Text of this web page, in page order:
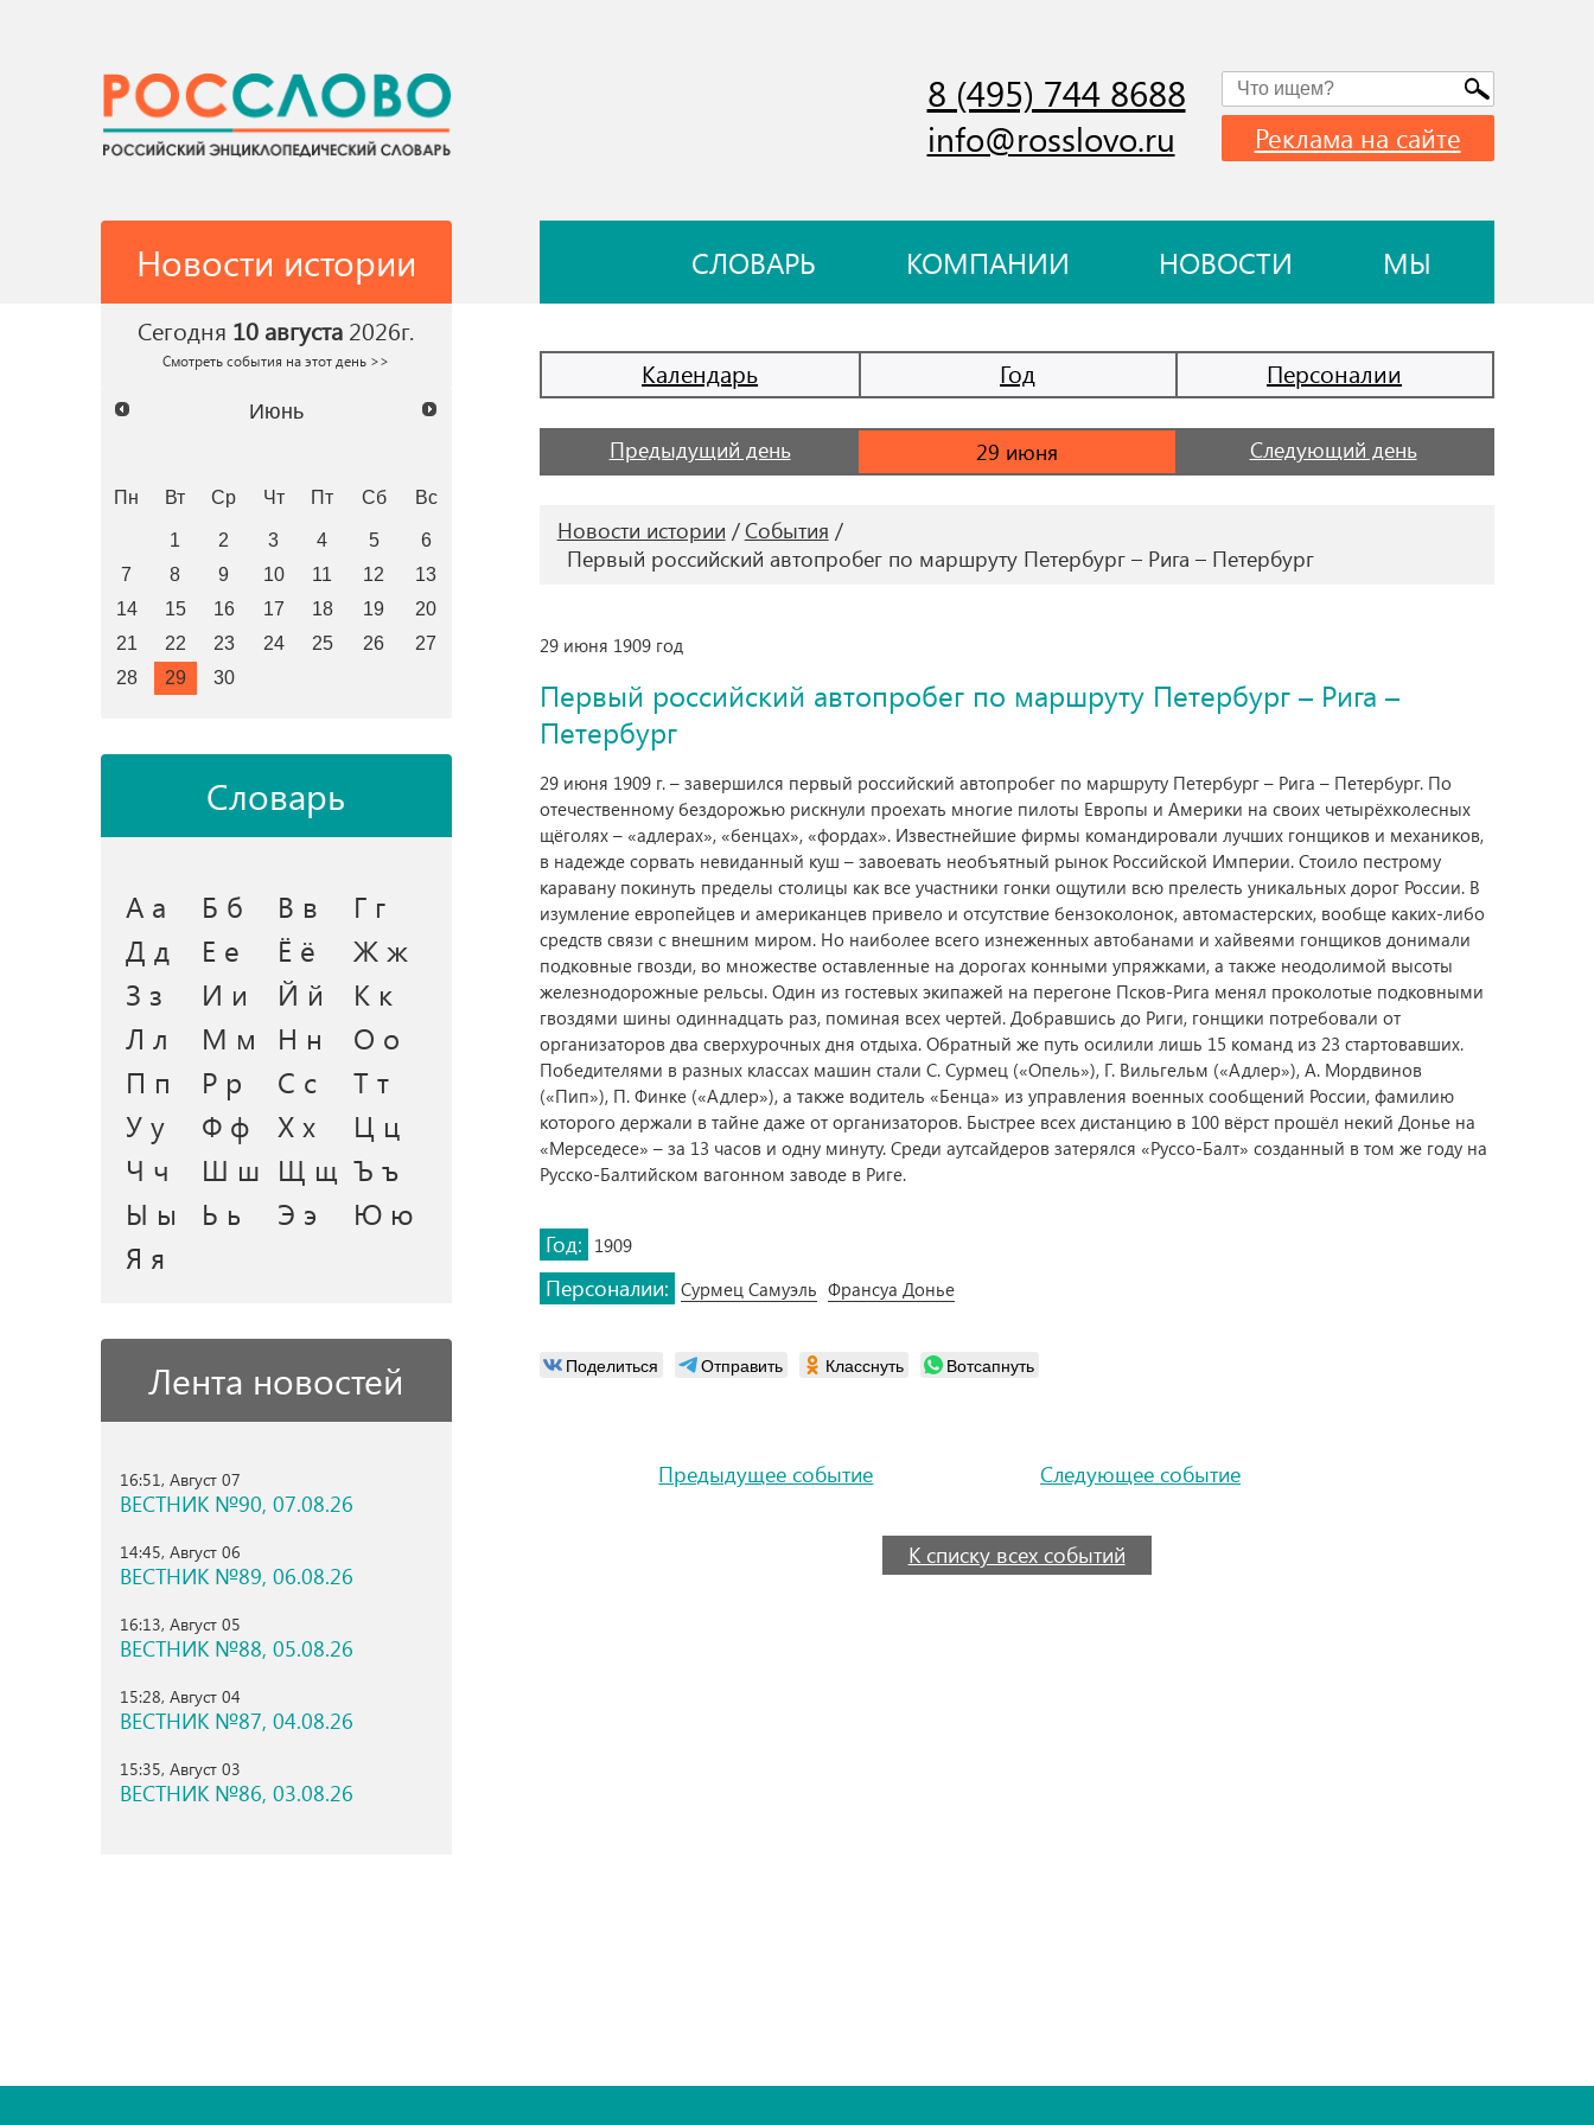
8 (495) 744 8688
info@rosslovo.ru Реклама на сайте
Новости истории СЛОВАРЬ КОМПАНИИ НОВОСТИ МЫ
Сегодня 10 августа 2026г.
Смотреть события на этот день >>
Июнь
Пн Вт Ср Чт Пт Сб Вс
1 2 3 4 5
6
7
8 9 10 11 12
13
14
15 16 17 18 19
20
21
22 23 24 25 26
27
28
29 30
Словарь
А а Б б В в
Г г
Д д
Е е Ё ё
Ж ж
З з
И и Й й
К к
Л л
М м Н н
О о
П п
Р р С с
Т т
У у
Ф ф Х х
Ц ц
Ч ч
Ш ш Щ щ Ъ ъ
Ы ы
Ь ь Э э
Ю ю
Я я
Лента новостей
16:51, Август 07
ВЕСТНИК №90, 07.08.26
14:45, Август 06
ВЕСТНИК №89, 06.08.26
16:13, Август 05
ВЕСТНИК №88, 05.08.26
15:28, Август 04
ВЕСТНИК №87, 04.08.26
15:35, Август 03
ВЕСТНИК №86, 03.08.26
Календарь Год Персоналии
Предыдущий день Следующий день
Новости истории
События
Первый российский автопробег по маршруту Петербург – Рига – Петербург
29 июня 1909 год
Первый российский автопробег по маршруту Петербург – Рига –
Петербург
29 июня 1909 г. – завершился первый российский автопробег по маршруту Петербург – Рига – Петербург. По
отечественному бездорожью рискнули проехать многие пилоты Европы и Америки на своих четырёхколесных
щёголях – «адлерах», «бенцах», «фордах». Известнейшие фирмы командировали лучших гонщиков и механиков,
в надежде сорвать невиданный куш – завоевать необъятный рынок Российской Империи. Стоило пестрому
каравану покинуть пределы столицы как все участники гонки ощутили всю прелесть уникальных дорог России. В
изумление европейцев и американцев привело и отсутствие бензоколонок, автомастерских, вообще каких-либо
средств связи с внешним миром. Но наиболее всего изнеженных автобанами и хайвеями гонщиков донимали
подковные гвозди, во множестве оставленные на дорогах конными упряжками, а также неодолимой высоты
железнодорожные рельсы. Один из гостевых экипажей на перегоне Псков-Рига менял проколотые подковными
гвоздями шины одиннадцать раз, поминая всех чертей. Добравшись до Риги, гонщики потребовали от
организаторов два сверхурочных дня отдыха. Обратный же путь осилили лишь 15 команд из 23 стартовавших.
Победителями в разных классах машин стали С. Сурмец («Опель»), Г. Вильгельм («Адлер»), А. Мордвинов
(«Пип»), П. Финке («Адлер»), а также водитель «Бенца» из управления военных сообщений России, фамилию
которого держали в тайне даже от организаторов. Быстрее всех дистанцию в 100 вёрст прошёл некий Донье на
«Мерседесе» – за 13 часов и одну минуту. Среди аутсайдеров затерялся «Руссо-Балт» созданный в том же году на
Русско-Балтийском вагонном заводе в Риге.
Год: 1909
Персоналии: Сурмец Самуэль Франсуа Донье
Поделиться Отправить Класснуть Вотсапнуть
Предыдущее событие Следующее событие
К списку всех событий